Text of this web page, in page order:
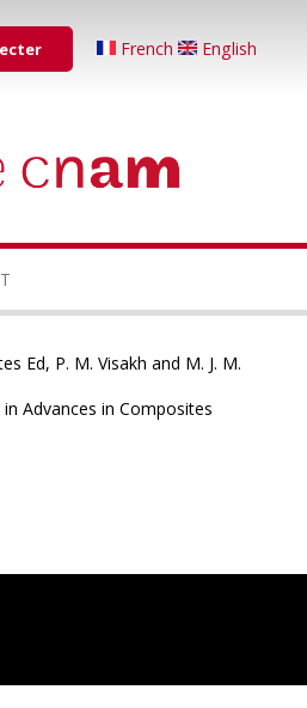
French English
Ed, P. M. Visakh and M. J. M.
Advances in Composites